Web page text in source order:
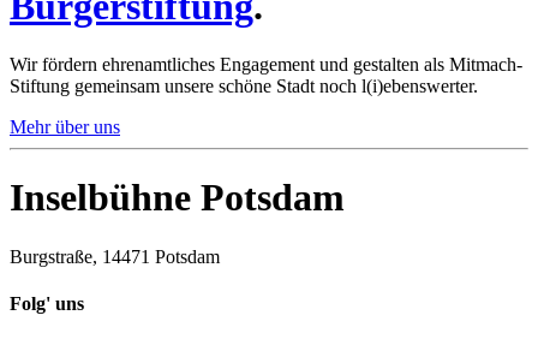
Wir fördern ehrenamtliches Engagement und gestalten als Mitmach-
Stiftung gemeinsam unsere schöne Stadt noch l(i)ebenswerter.
Mehr über uns
Inselbühne Potsdam
Burgstraße, 14471 Potsdam
Folg' uns